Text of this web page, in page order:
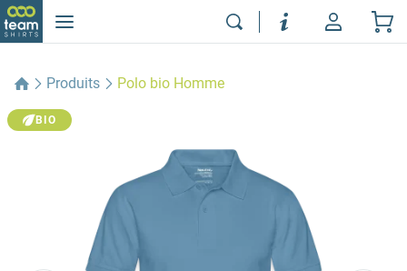
Produits Polo bio Homme
BIO